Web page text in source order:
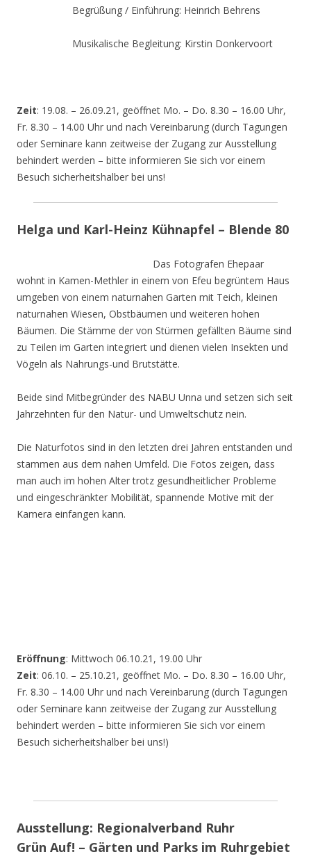
Begrüßung / Einführung: Heinrich Behrens
Musikalische Begleitung: Kirstin Donkervoort
Zeit: 19.08. – 26.09.21, geöffnet Mo. – Do. 8.30 – 16.00 Uhr,
Fr. 8.30 – 14.00 Uhr und nach Vereinbarung (durch Tagungen
oder Seminare kann zeitweise der Zugang zur Ausstellung
behindert werden – bitte informieren Sie sich vor einem
Besuch sicherheitshalber bei uns!
Helga und Karl-Heinz Kühnapfel – Blende 80
Das Fotografen Ehepaar
wohnt in Kamen-Methler in einem von Efeu begrüntem Haus
umgeben von einem naturnahen Garten mit Teich, kleinen
naturnahen Wiesen, Obstbäumen und weiteren hohen
Bäumen. Die Stämme der von Stürmen gefällten Bäume sind
zu Teilen im Garten integriert und dienen vielen Insekten und
Vögeln als Nahrungs-und Brutstätte.
Beide sind Mitbegründer des NABU Unna und setzen sich seit
Jahrzehnten für den Natur- und Umweltschutz nein.
Die Naturfotos sind in den letzten drei Jahren entstanden und
stammen aus dem nahen Umfeld. Die Fotos zeigen, dass
man auch im hohen Alter trotz gesundheitlicher Probleme
und eingeschränkter Mobilität, spannende Motive mit der
Kamera einfangen kann.
Eröffnung: Mittwoch 06.10.21, 19.00 Uhr
Zeit: 06.10. – 25.10.21, geöffnet Mo. – Do. 8.30 – 16.00 Uhr,
Fr. 8.30 – 14.00 Uhr und nach Vereinbarung (durch Tagungen
oder Seminare kann zeitweise der Zugang zur Ausstellung
behindert werden – bitte informieren Sie sich vor einem
Besuch sicherheitshalber bei uns!)
Ausstellung: Regionalverband Ruhr
Grün Auf! – Gärten und Parks im Ruhrgebiet